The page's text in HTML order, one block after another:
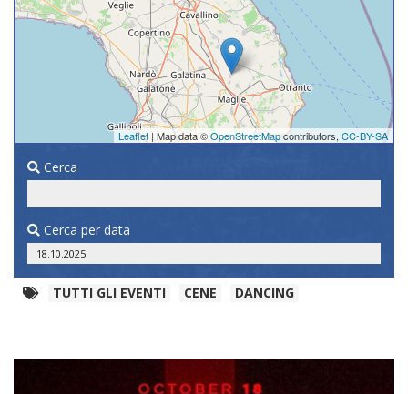
Leaflet | Map data ©OpenStreetMapcontributors, CC-BY-SA
Cerca
Cerca per data
TUTTI GLI EVENTI CENE DANCING